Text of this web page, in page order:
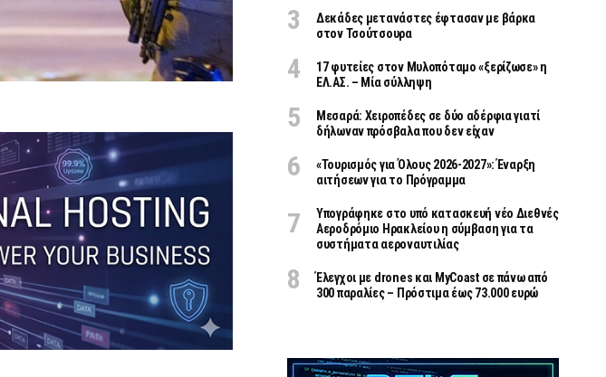
Δεκάδες μετανάστες έφτασαν με βάρκα
στον Τσούτσουρα
17 φυτείες στον Μυλοπόταμο «ξερίζωσε» η
ΕΛ.ΑΣ. – Μία σύλληψη
Μεσαρά: Χειροπέδες σε δύο αδέρφια γιατί
δήλωναν πρόσβαλα που δεν είχαν
«Τουρισμός για Όλους 2026-2027»: Έναρξη
αιτήσεων για το Πρόγραμμα
Υπογράφηκε στο υπό κατασκευή νέο Διεθνές
Αεροδρόμιο Ηρακλείου η σύμβαση για τα
συστήματα αεροναυτιλίας
Έλεγχοι με drones και MyCoast σε πάνω από
300 παραλίες – Πρόστιμα έως 73.000 ευρώ